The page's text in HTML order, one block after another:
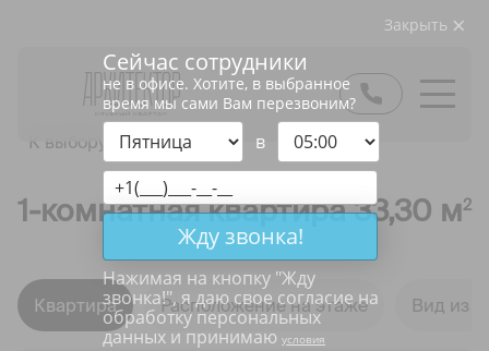
К выбору квартир
1-комнатная квартира 33,30 м2
Квартира Расположение на этаже Вид из
Закрыть
Сейчас сотрудники
не в офисе. Хотите, в выбранное
время мы сами Вам перезвоним?
в
Жду звонка!
Нажимая на кнопку "Жду
звонка!", я даю свое согласие на
обработку персональных
данных и принимаю условия